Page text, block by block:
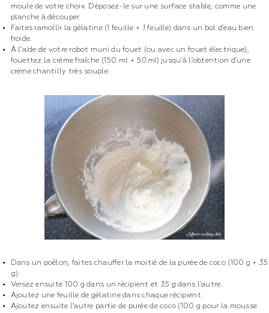
moule de votre choix. Déposez-le sur une surface stable, comme une
planche à découper.
Faites ramollir la gélatine (1 feuille + 1 feuille) dans un bol d’eau bien
froide.
À l’aide de votre robot muni du fouet (ou avec un fouet électrique),
fouettez la crème fraîche (150 ml + 50 ml) jusqu’à l’obtention d’une
crème chantilly très souple.
Dans un poêlon, faites chauffer la moitié de la purée de coco (100 g + 35
g).
Versez ensuite 100 g dans un récipient et 35 gdans l’autre.
Ajoutez une feuille de gélatine dans chaque récipient.
Ajoutez ensuite l’autre partie de purée de coco (100 g pour la mousse